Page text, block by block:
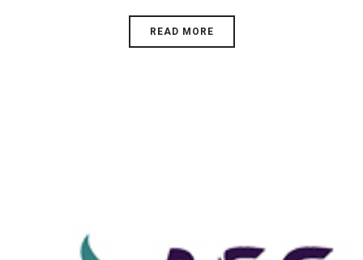
READ MORE